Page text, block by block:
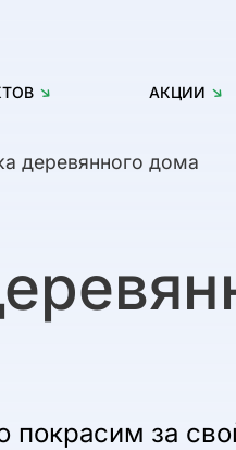
АКЦИИ
деревянного дома
покрасим за